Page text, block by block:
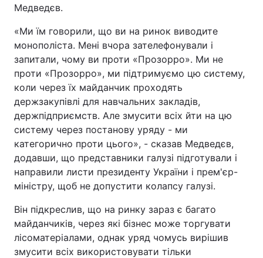
Архів Вакансії
Контакти
ПОСЛУГИ
Реклама на сайті Фотобанк
Моніторинг Пресцентр
Медведєв.
«Ми їм говорили, що ви на ринок виводите
монополіста. Мені вчора зателефонували і
запитали, чому ви проти «Прозорро». Ми не
проти «Прозорро», ми підтримуємо цю систему,
коли через їх майданчик проходять
держзакупівлі для навчальних закладів,
держпідприємств. Але змусити всіх йти на цю
систему через постанову уряду - ми
категорично проти цього», - сказав Медведєв,
додавши, що представники галузі підготували і
направили листи президенту України і прем'єр-
міністру, щоб не допустити колапсу галузі.
Він підкреслив, що на ринку зараз є багато
майданчиків, через які бізнес може торгувати
лісоматеріалами, однак уряд чомусь вирішив
змусити всіх використовувати тільки